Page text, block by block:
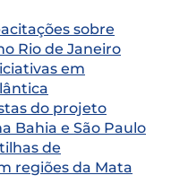
sobre
Rio de Janeiro
em
do projeto
Bahia e São Paulo
de
regiões da Mata